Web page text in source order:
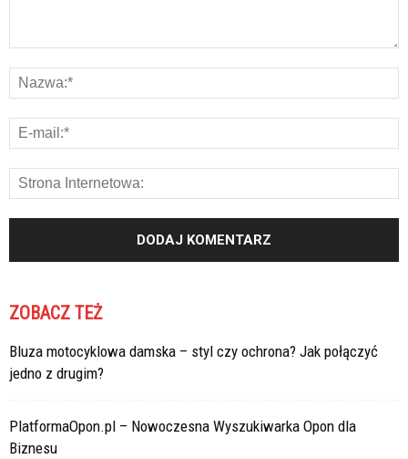
ZOBACZ TEŻ
Bluza motocyklowa damska – styl czy ochrona? Jak połączyć
jedno z drugim?
PlatformaOpon.pl – Nowoczesna Wyszukiwarka Opon dla
Biznesu